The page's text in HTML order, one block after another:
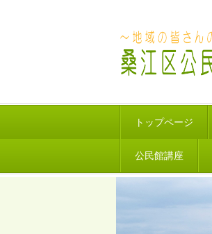
トップページ
公民館講座